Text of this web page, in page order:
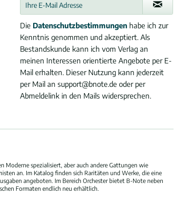
Die Datenschutzbestimmungen habe ich zur
Kenntnis genommen und akzeptiert. Als
Bestandskunde kann ich vom Verlag an
meinen Interessen orientierte Angebote per E-
Mail erhalten. Dieser Nutzung kann jederzeit
per Mail an support@bnote.de oder per
Abmeldelink in den Mails widersprechen.
Moderne spezialisiert, aber auch andere Gattungen wie
an. Im Katalog finden sich Raritäten und Werke, die eine
angeboten. Im Bereich Orchester bietet B-Note neben
Formaten endlich neu erhältlich.